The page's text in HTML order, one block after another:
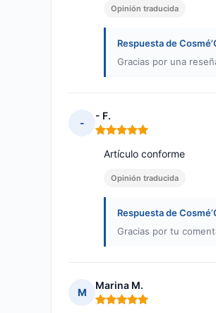
Opinión traducida
Respuesta de
Gracias por una
-
- F.
Nota: 5 de 5
Artículo conforme
Opinión traducida
Respuesta de
Gracias por tu
M
Marina M.
Nota: 5 de 5